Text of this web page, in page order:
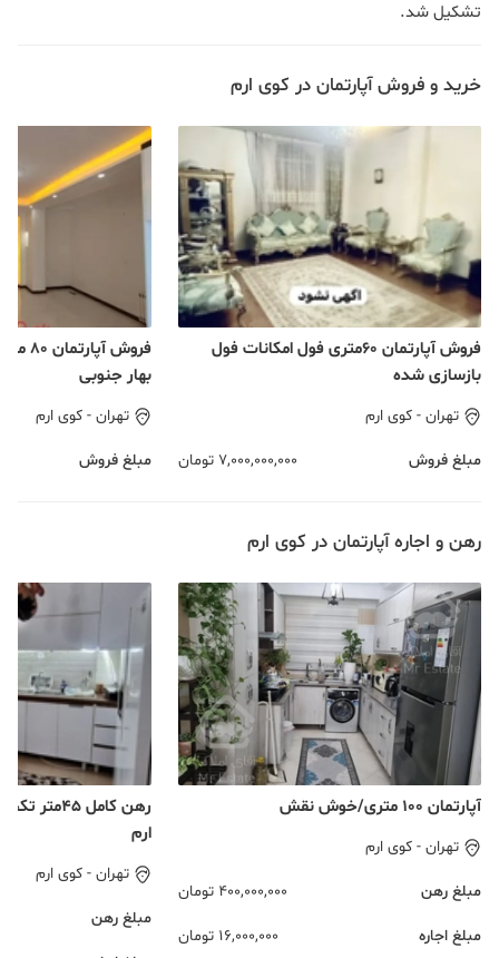
تشکیل شد.
خرید و فروش آپارتمان در کوی ارم
فروش آپارتمان 60متری فول امکانات فول
بازسازی شده
تهران - کوی ارم
مبلغ فروش 7,000,000,000 تومان
فروش
بهار جنوبی
تهران - کوی ارم
مبلغ فروش
رهن و اجاره آپارتمان در کوی ارم
آپارتمان ۱۰۰ متری/خوش نقش
تهران - کوی ارم
مبلغ رهن 400,000,000 تومان
مبلغ اجاره 16,000,000 تومان
رهن کامل
ارم
تهران - کوی ارم
مبلغ رهن